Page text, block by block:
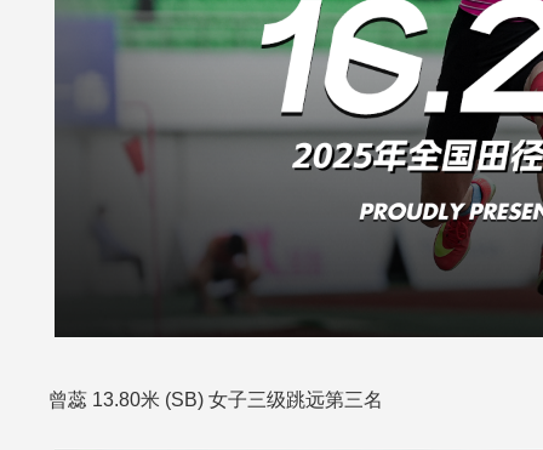
曾蕊 13.80米 (SB) 女子三级跳远第三名